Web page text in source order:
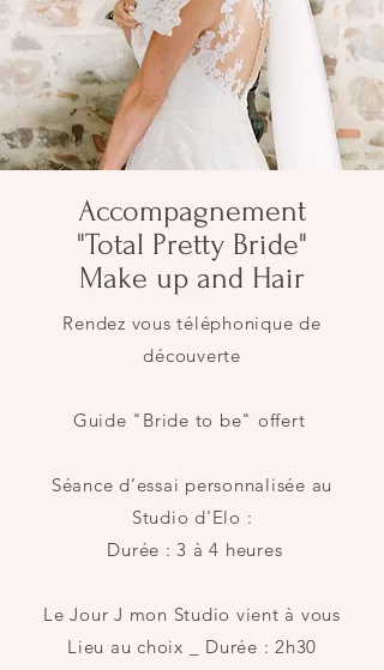
Accompagnement
"Total Pretty Bride"
Make up and Hair
Rendez vous téléphonique de
découverte
Guide "Bride to be" offert
Séance d’essai personnalisée au
Studio d'Elo :
Durée : 3 à 4 heures
Le Jour J mon Studio vient à vous
Lieu au choix _ Durée : 2h30